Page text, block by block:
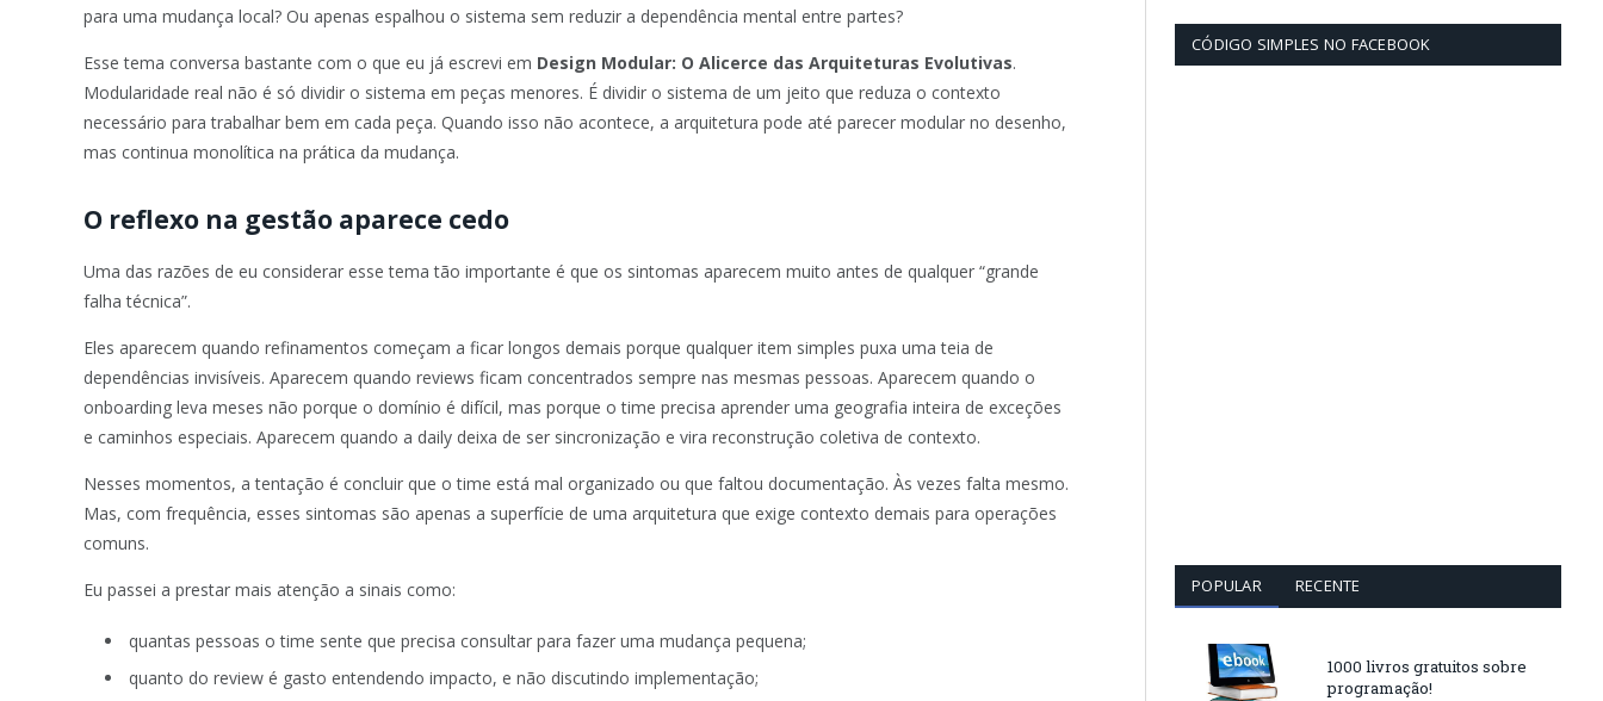
para uma mudança local? Ou apenas espalhou o sistema sem reduzir a dependência mental entre partes?
Esse tema conversa bastante com o que eu já escrevi em Design Modular: O Alicerce das Arquiteturas Evolutivas.
Modularidade real não é só dividir o sistema em peças menores. É dividir o sistema de um jeito que reduza o contexto
necessário para trabalhar bem em cada peça. Quando isso não acontece, a arquitetura pode até parecer modular no desenho,
mas continua monolítica na prática da mudança.
O reflexo na gestão aparece cedo
Uma das razões de eu considerar esse tema tão importante é que os sintomas aparecem muito antes de qualquer “grande
falha técnica”.
Eles aparecem quando refinamentos começam a ficar longos demais porque qualquer item simples puxa uma teia de
dependências invisíveis. Aparecem quando reviews ficam concentrados sempre nas mesmas pessoas. Aparecem quando o
onboarding leva meses não porque o domínio é difícil, mas porque o time precisa aprender uma geografia inteira de exceções
e caminhos especiais. Aparecem quando a daily deixa de ser sincronização e vira reconstrução coletiva de contexto.
Nesses momentos, a tentação é concluir que o time está mal organizado ou que faltou documentação. Às vezes falta mesmo.
Mas, com frequência, esses sintomas são apenas a superfície de uma arquitetura que exige contexto demais para operações
comuns.
Eu passei a prestar mais atenção a sinais como:
quantas pessoas o time sente que precisa consultar para fazer uma mudança pequena;
quanto do review é gasto entendendo impacto, e não discutindo implementação;
CÓDIGO SIMPLES NO FACEBOOK
POPULAR RECENTE
1000 livros gratuitos sobre
programação!